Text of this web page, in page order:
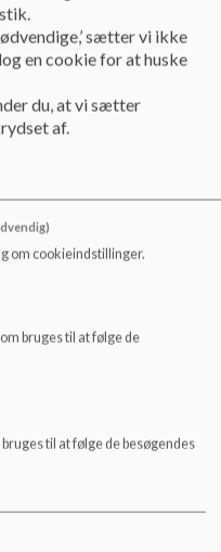
med
har ikke
til
jf.
af,
sætter vi ikke
en cookie for at huske
du, at vi sætter
af.
om cookieindstillinger.
bruges til at følge de
til at følge de besøgendes